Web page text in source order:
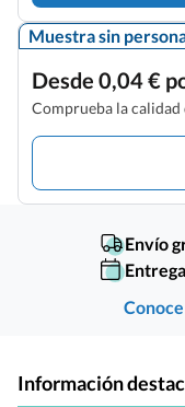
Muestra sin
Desde 0,04 €
Comprueba la
Envío
Información